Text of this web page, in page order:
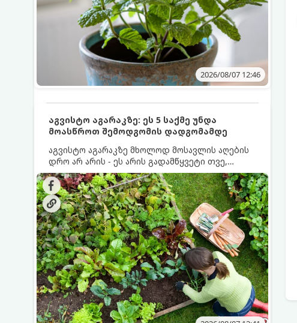
2026/08/07 12:46
აგვისტო აგარაკზე: ეს 5 საქმე უნდა
მოასწროთ შემოდგომის დადგომამდე
აგვისტო აგარაკზე მხოლოდ მოსავლის აღების
დრო არ არის - ეს არის გადამწყვეტი თვე,
როდესაც საფუძველი ეყრება მომავალი წლის
მოსავალს და ბაღი მზადდება შემოდგომა-
ზამთრის სეზონისთვის. იმისათვის, რომ
ნიადაგმა ენერგია აღიდგინოს, ხოლო
მცენარეებმა ზამთარს გაუძლონ, აგვისტოს
ბოლომდე 5 მნიშვნელოვანი საქმის გაკეთება
უნდა მოასწროთ: